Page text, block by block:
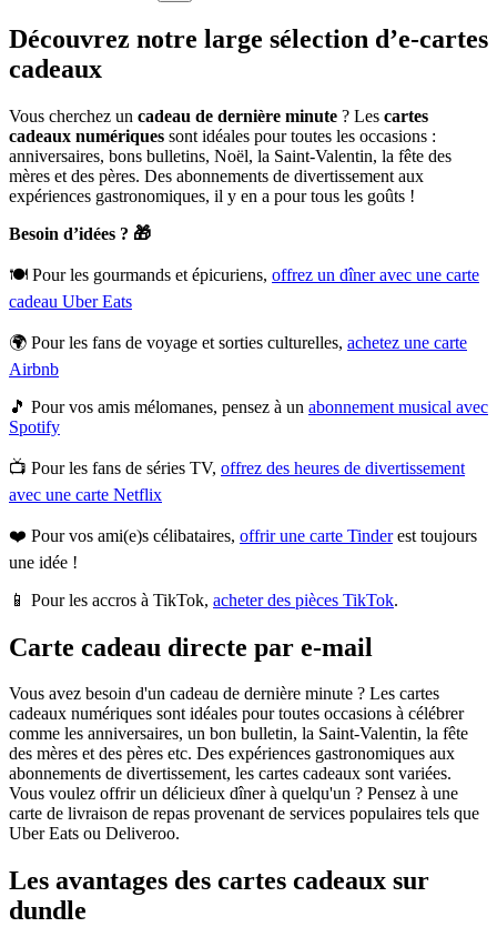
Découvrez notre large sélection d’e-cartes
cadeaux
Vous cherchez un cadeau de dernière minute ? Les cartes
cadeaux numériques sont idéales pour toutes les occasions :
anniversaires, bons bulletins, Noël, la Saint-Valentin, la fête des
mères et des pères. Des abonnements de divertissement aux
expériences gastronomiques, il y en a pour tous les goûts !
Besoin d’idées ? 🎁
🍽️ Pour les gourmands et épicuriens, offrez un dîner avec une carte
cadeau Uber Eats
🌍 Pour les fans de voyage et sorties culturelles, achetez une carte
Airbnb
🎵 Pour vos amis mélomanes, pensez à un abonnement musical avec
Spotify
📺 Pour les fans de séries TV, offrez des heures de divertissement
avec une carte Netflix
❤️ Pour vos ami(e)s célibataires, offrir une carte Tinder est toujours
une idée !
📱 Pour les accros à TikTok, acheter des pièces TikTok.
Carte cadeau directe par e-mail
Vous avez besoin d'un cadeau de dernière minute ? Les cartes
cadeaux numériques sont idéales pour toutes occasions à célébrer
comme les anniversaires, un bon bulletin, la Saint-Valentin, la fête
des mères et des pères etc. Des expériences gastronomiques aux
abonnements de divertissement, les cartes cadeaux sont variées.
Vous voulez offrir un délicieux dîner à quelqu'un ? Pensez à une
carte de livraison de repas provenant de services populaires tels que
Uber Eats ou Deliveroo.
Les avantages des cartes cadeaux sur
dundle